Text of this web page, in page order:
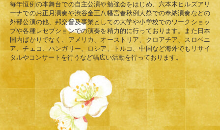
毎年恒例の本舞台での自主公演や勉強会をはじめ、六本木ヒルズアリ
ーナでのお正月演奏や渋谷金王八幡宮春秋例大祭での奉納演奏などの
外部公演の他、邦楽普及事業としての大学や小学校でのワークショッ
プや各種レセプションでの演奏を精力的に行っております。また日本
国内ばかりでなく、アメリカ、オーストリア、クロアチア、スロベニ
ア、チェコ、ハンガリー、ロシア、トルコ、中国など海外でもリサイ
タルやコンサートを行うなど幅広い活動を行っております。